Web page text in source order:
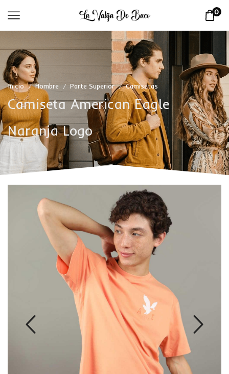
0
Inicio / Hombre / Parte Superior / Camisetas
Camiseta American Eagle
Naranja Logo